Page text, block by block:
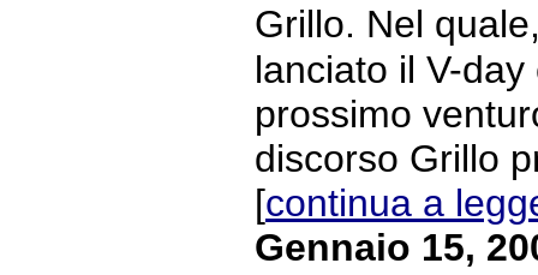
Grillo. Nel
lanciato il V-
prossimo
discorso Grillo
[continua a
Gennaio 15,